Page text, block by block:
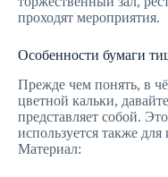
проходят мероприятия.
Особенности бумаги
Прежде чем понять, в
цветной кальки,
представляет собой.
используется также
Материал: